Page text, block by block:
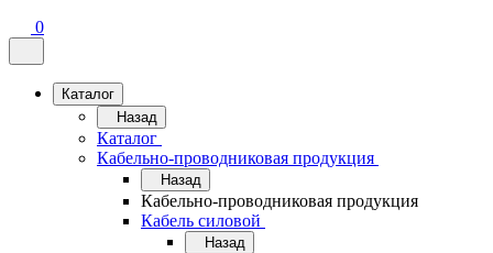
0
Каталог
Назад
Каталог
Кабельно-проводниковая продукция
Назад
Кабельно-проводниковая продукция
Кабель силовой
Назад